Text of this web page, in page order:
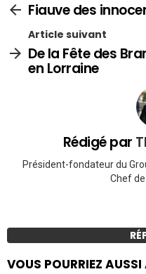
Fiauve des
Article suivant
De la Fête des
en Lorraine
Rédigé par
Président-fondateur du
Chef de
VOUS POURRIEZ AUSSI